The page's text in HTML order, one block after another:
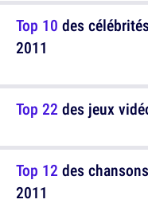
Top 22 des jeux
Top 10 des
2011
Top 12 des
2011